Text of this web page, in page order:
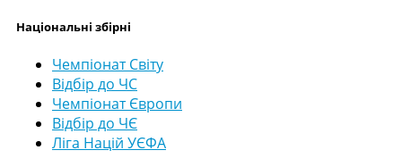
Національні збірні
Чемпіонат Світу
Відбір до ЧС
Чемпіонат Європи
Відбір до ЧЄ
Ліга Націй УЄФА